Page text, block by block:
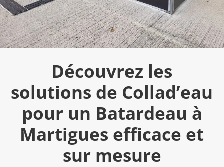
Découvrez les
solutions de Collad’eau
pour un Batardeau à
Martigues efficace et
sur mesure